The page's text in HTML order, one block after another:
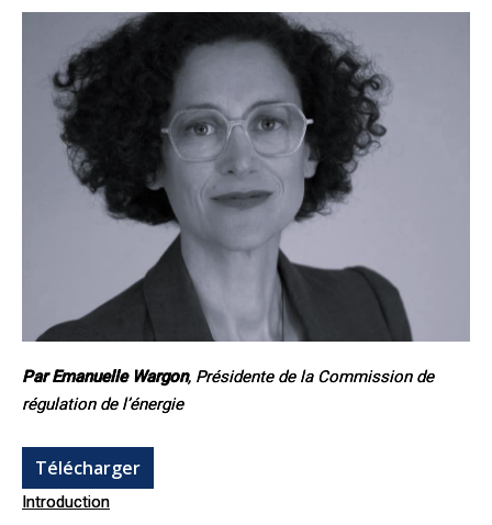
Par Emanuelle Wargon, Présidente de la Commission de
régulation de l’énergie
Télécharger
Introduction